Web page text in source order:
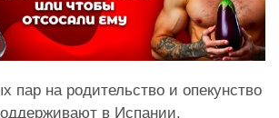
пар на родительство и опекунство
в Испании,